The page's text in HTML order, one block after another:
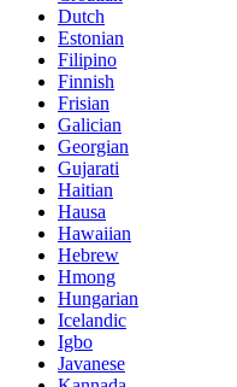
Dutch
Estonian
Filipino
Finnish
Frisian
Galician
Georgian
Gujarati
Haitian
Hausa
Hawaiian
Hebrew
Hmong
Hungarian
Icelandic
Igbo
Javanese